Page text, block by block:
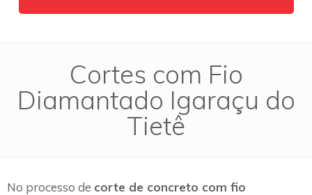
Cortes com Fio
Diamantado Igaraçu do
Tietê
No processo de corte de concreto com fio